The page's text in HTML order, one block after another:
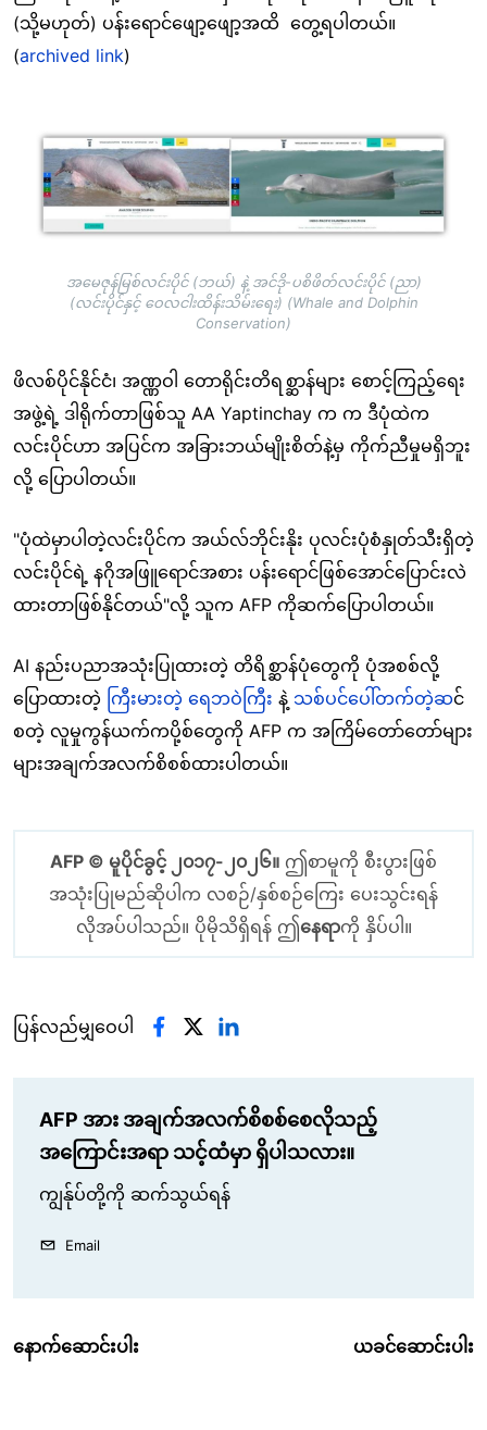
(သို့မဟုတ်) ပန်းရောင်ဖျော့ဖျော့အထိ တွေ့ရပါတယ်။
(archived link)
Image
အမေဇုန်မြစ်လင်းပိုင် (ဘယ်) နဲ့ အင်ဒို-ပစိဖိတ်လင်းပိုင် (ညာ)
(လင်းပိုင်နှင့် ဝေလငါးထိန်းသိမ်းရေး) (Whale and Dolphin
Conservation)
ဖိလစ်ပိုင်နိုင်ငံ၊ အဏ္ဏဝါ တောရိုင်းတိရစ္ဆာန်များ စောင့်ကြည့်ရေး
အဖွဲ့ရဲ့ ဒါရိုက်တာဖြစ်သူ AA Yaptinchay က က ဒီပုံထဲက
လင်းပိုင်ဟာ အပြင်က အခြားဘယ်မျိုးစိတ်နဲ့မှ ကိုက်ညီမှုမရှိဘူး
လို့ ပြောပါတယ်။
"ပုံထဲမှာပါတဲ့လင်းပိုင်က အယ်လ်ဘိုင်းနိုး ပုလင်းပုံစံနှုတ်သီးရှိတဲ့
လင်းပိုင်ရဲ့ နဂိုအဖြူရောင်အစား ပန်းရောင်ဖြစ်အောင်ပြောင်းလဲ
ထားတာဖြစ်နိုင်တယ်"လို့ သူက AFP ကိုဆက်ပြောပါတယ်။
AI နည်းပညာအသုံးပြုထားတဲ့ တိရိစ္ဆာန်ပုံတွေကို ပုံအစစ်လို့
ပြောထားတဲ့ ကြီးမားတဲ့ ရေဘဝဲကြီး နဲ့ သစ်ပင်ပေါ်တက်တဲ့ဆင်
စတဲ့ လူမှုကွန်ယက်ကပို့စ်တွေကို AFP က အကြိမ်တော်တော်များ
များအချက်အလက်စိစစ်ထားပါတယ်။
AFP © မူပိုင်ခွင့် ၂၀၁၇-၂၀၂၆။ ဤစာမူကို စီးပွားဖြစ်
အသုံးပြုမည်ဆိုပါက လစဉ်/နှစ်စဉ်ကြေး ပေးသွင်းရန်
လိုအပ်ပါသည်။ ပိုမိုသိရှိရန် ဤနေရာကို နှိပ်ပါ။
ပြန်လည်မျှဝေပါ
AFP အား အချက်အလက်စိစစ်စေလိုသည့်
အကြောင်းအရာ သင့်ထံမှာ ရှိပါသလား။
ကျွန်ုပ်တို့ကို ဆက်သွယ်ရန်
Email
နောက်ဆောင်းပါး ယခင်ဆောင်းပါး